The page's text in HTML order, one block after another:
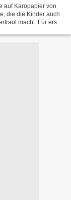
auf Karopapier von
die die Kinder auch
macht. Für erste